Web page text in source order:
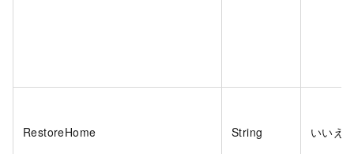
RestoreHome String いいえ